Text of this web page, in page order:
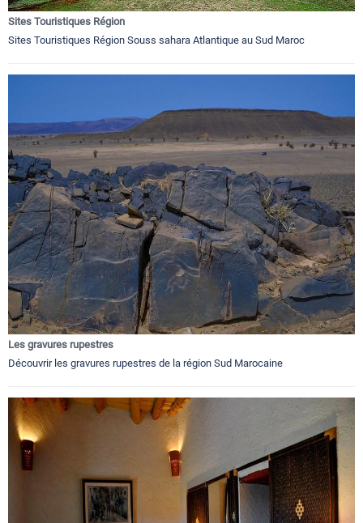
Sites Touristiques Région
Sites Touristiques Région Souss sahara Atlantique au Sud Maroc
Les gravures rupestres
Découvrir les gravures rupestres de la région Sud Marocaine